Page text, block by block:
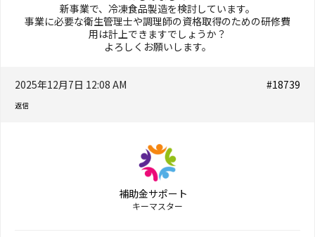
新事業で、冷凍食品製造を検討しています。
事業に必要な衛生管理士や調理師の資格取得のための研修費
用は計上できますでしょうか？
よろしくお願いします。
2025年12月7日 12:08 AM #18739
返信
補助金サポート
キーマスター